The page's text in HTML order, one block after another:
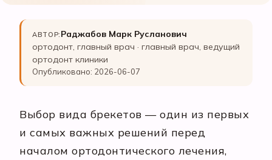
АВТОР: Раджабов Марк Русланович
ортодонт, главный врач · главный врач, ведущий
ортодонт клиники
Опубликовано: 2026-06-07
Выбор вида брекетов — один из первых
и самых важных решений перед
началом ортодонтического лечения,